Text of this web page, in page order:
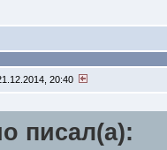
20:40
писал(a):